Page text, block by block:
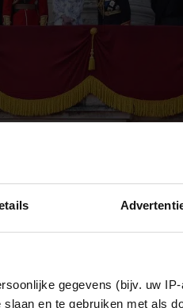
gegevens (bijv. uw
en te gebruiken met als
HET EERST